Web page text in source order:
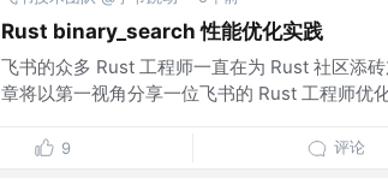
Rust binary_search 性能优化实践
飞书的众多 Rust 工程师一直在为 Rust 社区添
章将以第一视角分享一位飞书的 Rust 工程师优
9 评论